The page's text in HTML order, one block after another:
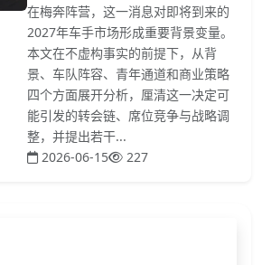
在梅奔阵营，这一消息对即将到来的
2027年车手市场形成重要背景变量。
本文在不虚构事实的前提下，从背
景、车队阵容、青年通道和商业策略
四个方面展开分析，厘清这一决定可
能引发的转会链、席位竞争与战略调
整，并提出若干...
2026-06-15
227